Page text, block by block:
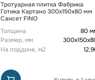
Тротуарная плитка Фабрика
Готика Картано 300х150х80 мм
Сансет FINO
Толщина
80
Размер, мм
На поддоне, м2